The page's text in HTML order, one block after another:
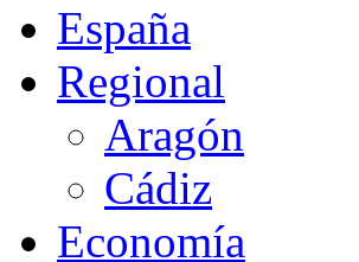
España
Regional
Aragón
Cádiz
Economía